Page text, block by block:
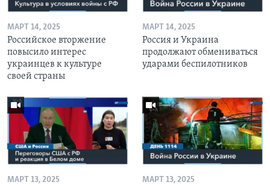
МАРТ 14, 2025
Российское вторжение
повысило интерес
украинцев к культуре
своей страны
МАРТ 14, 2025
Россия и Украина
продолжают обмениваться
ударами беспилотников
МАРТ 13, 2025 МАРТ 13, 2025